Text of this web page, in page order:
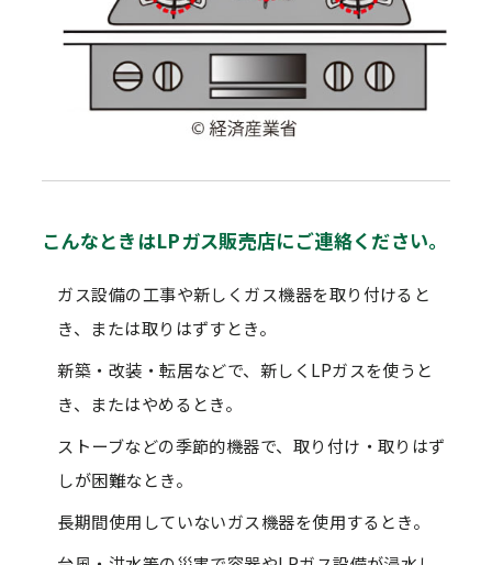
こんなときはLPガス販売店にご連絡ください。
ガス設備の工事や新しくガス機器を取り付けると
き、または取りはずすとき。
新築・改装・転居などで、新しくLPガスを使うと
き、またはやめるとき。
ストーブなどの季節的機器で、取り付け・取りはず
しが困難なとき。
長期間使用していないガス機器を使用するとき。